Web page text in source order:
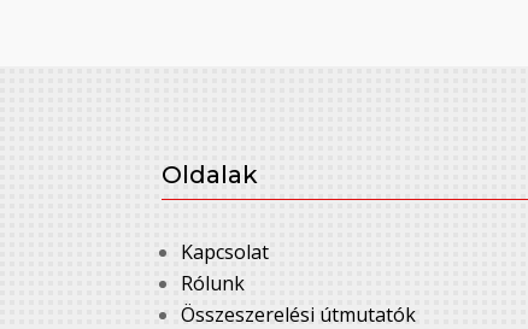
Oldalak
Kapcsolat
Rólunk
Összeszerelési útmutatók